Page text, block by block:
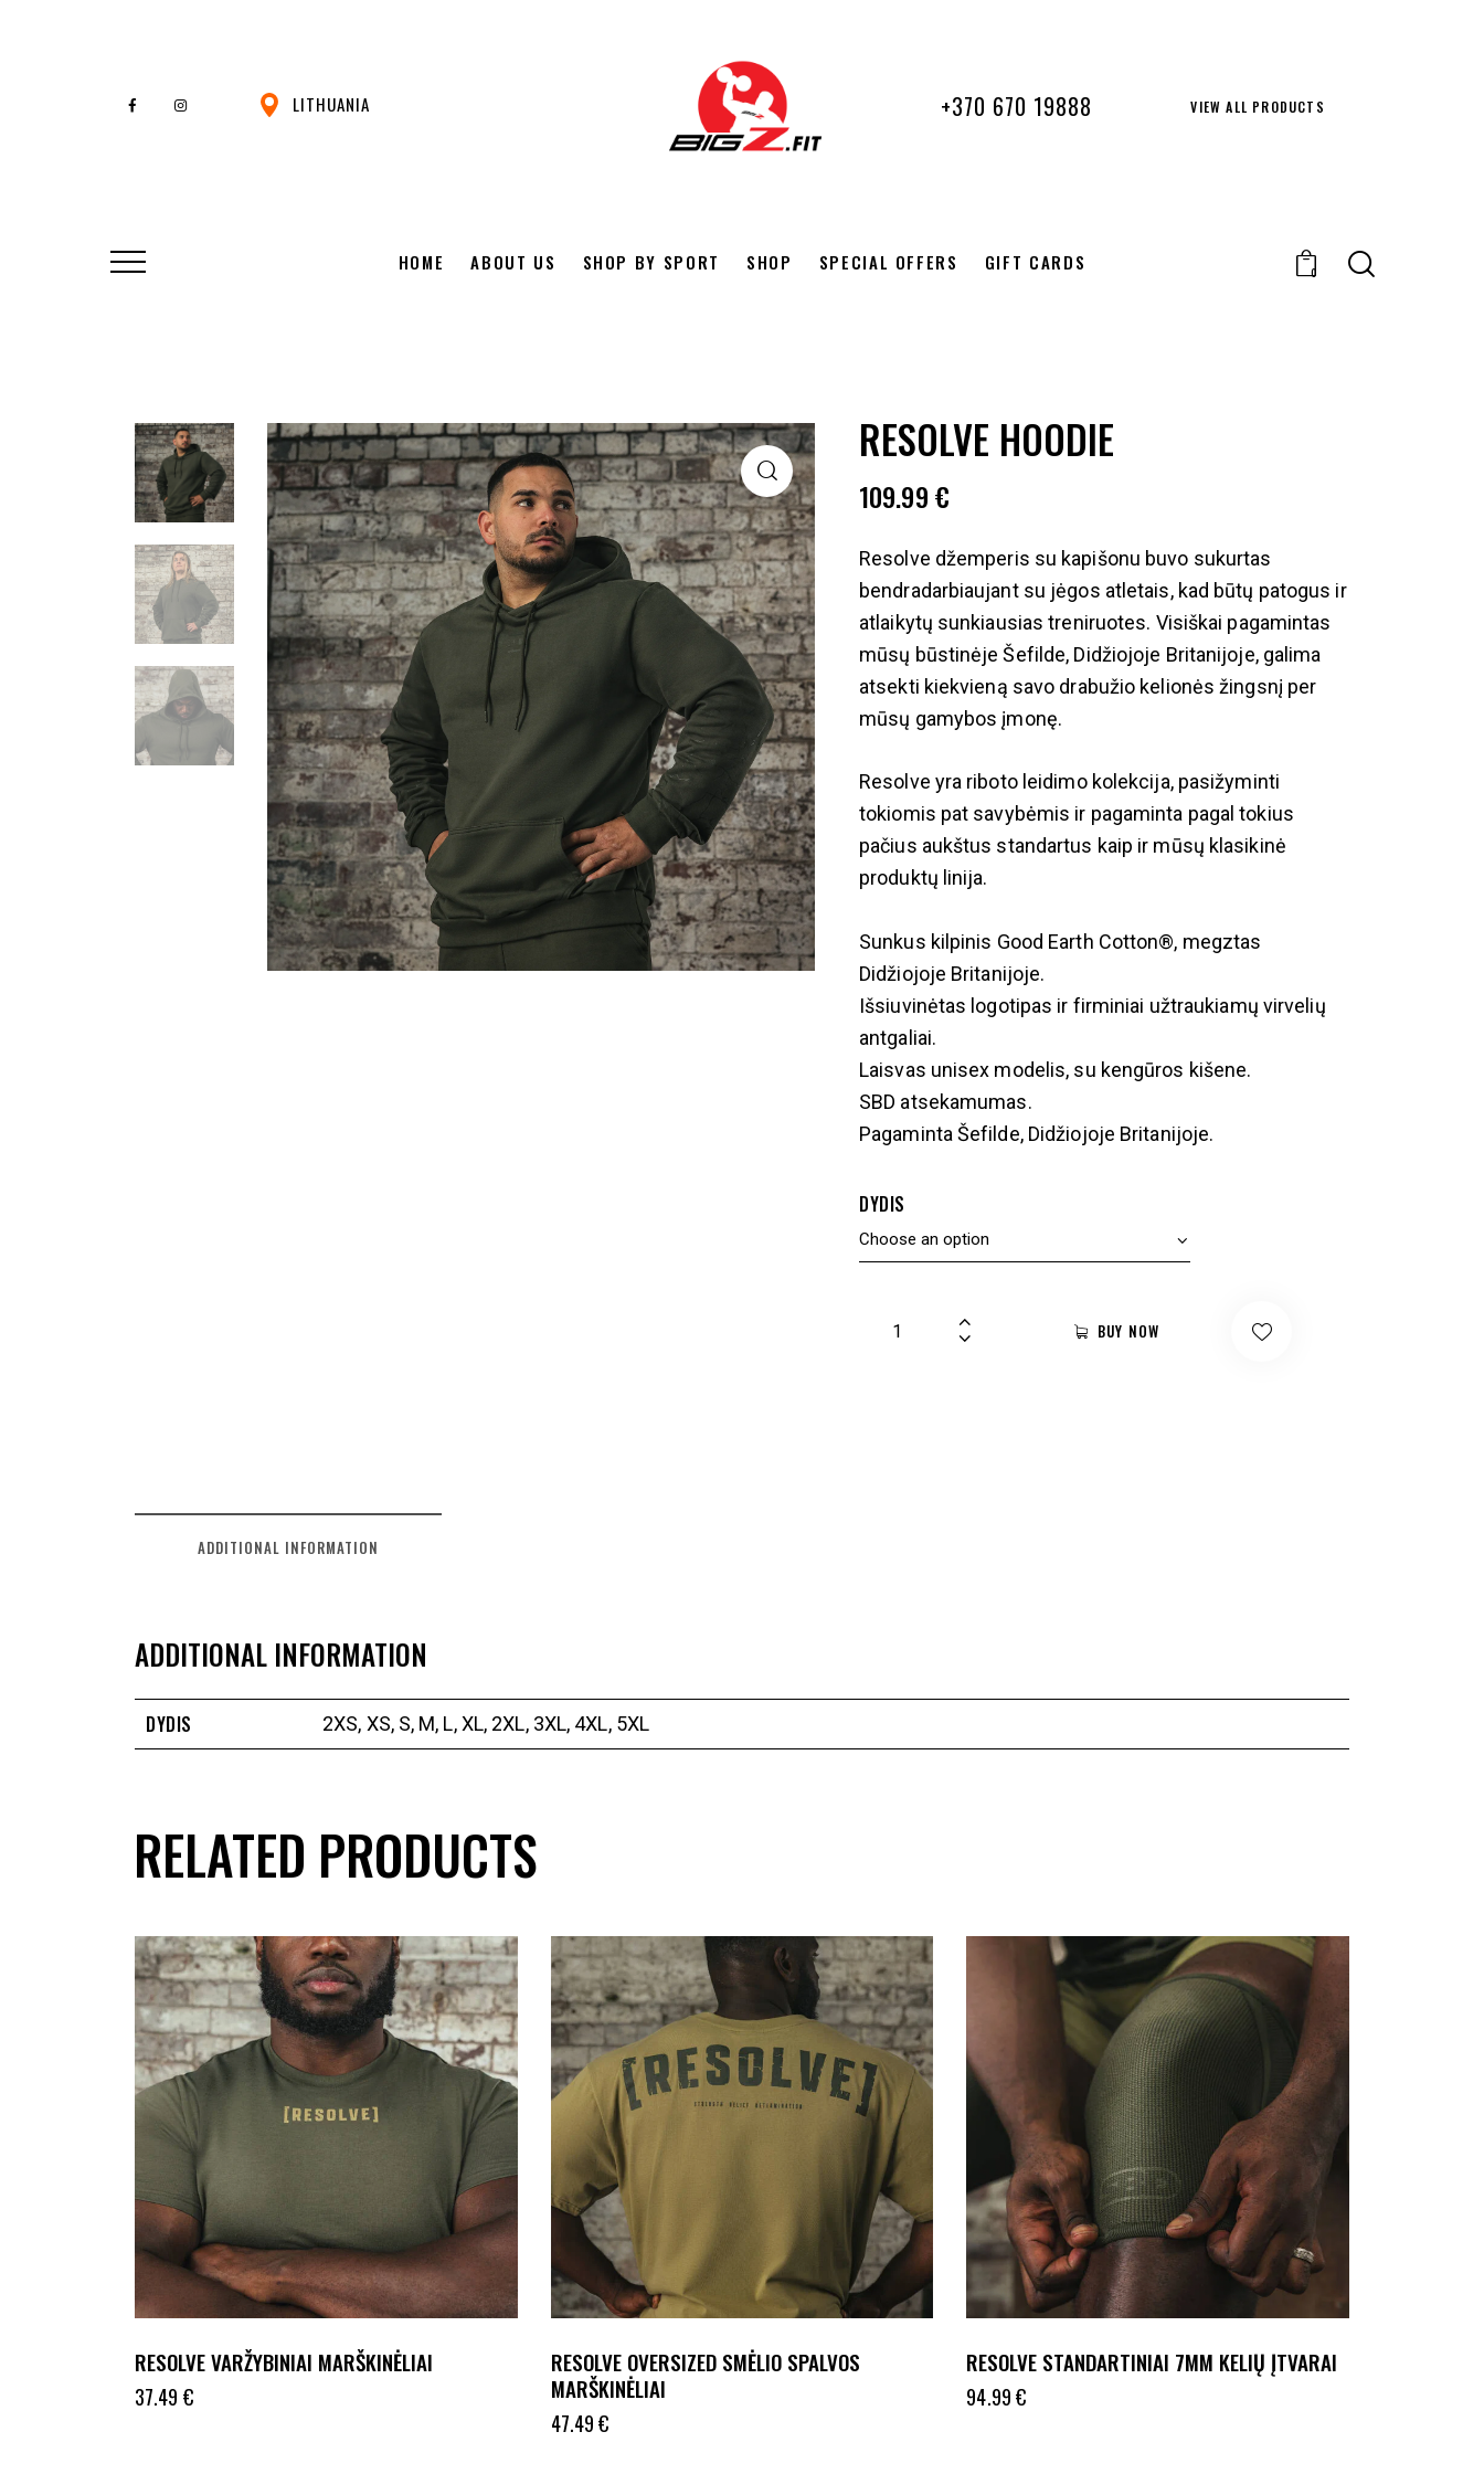
LITHUANIA +370 670 19888 VIEW ALL PRODUCTS
HOME ABOUT US SHOP BY SPORT SHOP SPECIAL OFFERS GIFT CARDS 0
RESOLVE HOODIE
109.99€
Resolve džemperis su kapišonu buvo sukurtas
bendradarbiaujant su jėgos atletais, kad būtų patogus ir
atlaikytų sunkiausias treniruotes. Visiškai pagamintas
mūsų būstinėje Šefilde, Didžiojoje Britanijoje, galima
atsekti kiekvieną savo drabužio kelionės žingsnį per
mūsų gamybos įmonę.
Resolve yra riboto leidimo kolekcija, pasižyminti
tokiomis pat savybėmis ir pagaminta pagal tokius
pačius aukštus standartus kaip ir mūsų klasikinė
produktų linija.
Sunkus kilpinis Good Earth Cotton®, megztas
Didžiojoje Britanijoje.
Išsiuvinėtas logotipas ir firminiai užtraukiamų virvelių
antgaliai.
Laisvas unisex modelis, su kengūros kišene.
SBD atsekamumas.
Pagaminta Šefilde, Didžiojoje Britanijoje.
DYDIS
BUY NOW
ADDITIONAL INFORMATION
ADDITIONAL INFORMATION
DYDIS 2XS, XS, S, M, L, XL, 2XL, 3XL, 4XL, 5XL
RELATED PRODUCTS
RESOLVE VARŽYBINIAI MARŠKINĖLIAI
37.49 €
RESOLVE OVERSIZED SMĖLIO SPALVOS
MARŠKINĖLIAI
47.49€
RESOLVE STANDARTINIAI 7MM KELIŲ ĮTVARAI
94.99€